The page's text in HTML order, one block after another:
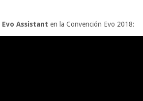
Evo Assistant en la Convención Evo 2018: